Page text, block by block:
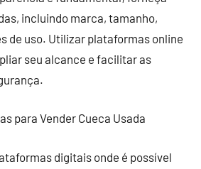
incluindo marca, tamanho,
de uso. Utilizar plataformas online
seu alcance e facilitar as
para Vender Cueca Usada
digitais onde é possível